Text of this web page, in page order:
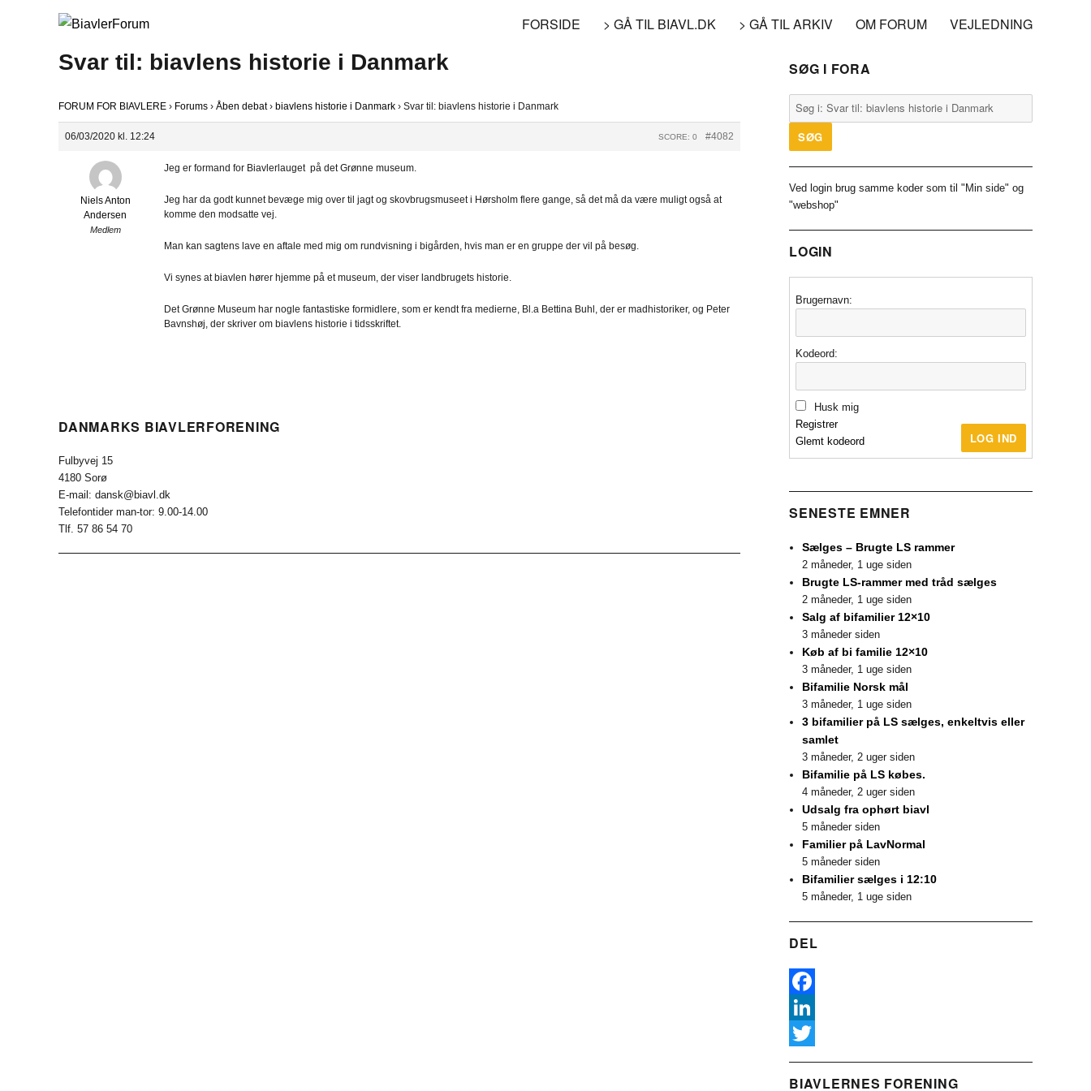
FORSIDE > GÅ TIL BIAVL.DK > GÅ TIL ARKIV OM FORUM VEJLEDNING
Svar til: biavlens historie i Danmark
FORUM FOR BIAVLERE › Forums › Åben debat › biavlens historie i Danmark › Svar til: biavlens historie i Danmark
06/03/2020 kl. 12:24 #4082
SCORE: 0
Niels Anton
Andersen
Medlem
Jeg er formand for Biavlerlauget på det Grønne museum.
Jeg har da godt kunnet bevæge mig over til jagt og skovbrugsmuseet i Hørsholm flere gange, så det må da være muligt også at
komme den modsatte vej.
Man kan sagtens lave en aftale med mig om rundvisning i bigården, hvis man er en gruppe der vil på besøg.
Vi synes at biavlen hører hjemme på et museum, der viser landbrugets historie.
Det Grønne Museum har nogle fantastiske formidlere, som er kendt fra medierne, Bl.a Bettina Buhl, der er madhistoriker, og Peter
Bavnshøj, der skriver om biavlens historie i tidsskriftet.
DANMARKS BIAVLERFORENING
Fulbyvej 15
4180 Sorø
E-mail: dansk@biavl.dk
Telefontider man-tor: 9.00-14.00
Tlf. 57 86 54 70
SØG I FORA
Ved login brug samme koder som til "Min side" og
"webshop"
LOGIN
Brugernavn:
Kodeord:
Husk mig
LOG IND
Registrer
Glemt kodeord
SENESTE EMNER
Sælges – Brugte LS rammer
2 måneder, 1 uge siden
Brugte LS-rammer med tråd sælges
2 måneder, 1 uge siden
Salg af bifamilier 12×10
3 måneder siden
Køb af bi familie 12×10
3 måneder, 1 uge siden
Bifamilie Norsk mål
3 måneder, 1 uge siden
3 bifamilier på LS sælges, enkeltvis eller
samlet
3 måneder, 2 uger siden
Bifamilie på LS købes.
4 måneder, 2 uger siden
Udsalg fra ophørt biavl
5 måneder siden
Familier på LavNormal
5 måneder siden
Bifamilier sælges i 12:10
5 måneder, 1 uge siden
DEL
F
a
e
L
nw
BIAVLERNES FORENING